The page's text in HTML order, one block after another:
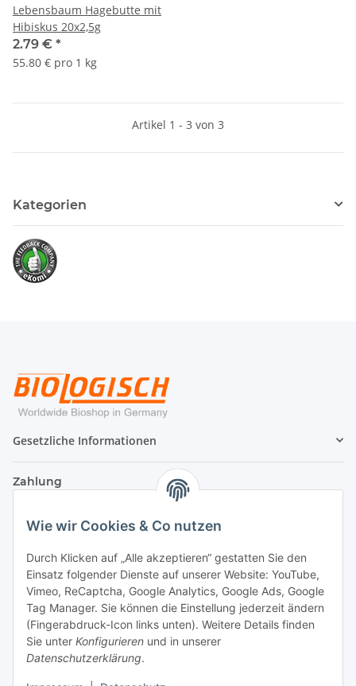
Wie wir Cookies & Co nutzen
Durch Klicken auf „Alle akzeptieren“ gestatten Sie den
Einsatz folgender Dienste auf unserer Website: YouTube,
Vimeo, ReCaptcha, Google Analytics, Google Ads, Google
Tag Manager. Sie können die Einstellung jederzeit ändern
(Fingerabdruck-Icon links unten). Weitere Details finden
Sie unter Konfigurieren und in unserer
Datenschutzerklärung.
Lebensbaum Hagebutte mit
Hibiskus 20x2,5g
2.79 € *
55.80 € pro 1 kg
Artikel 1 - 3 von 3
Kategorien
Gesetzliche Informationen
Zahlung
Versand